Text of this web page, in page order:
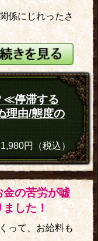
係にじれったさ
≪停滞する
理由/態度の
1,980円（税込）
金の苦労が嘘
ました！
って、お給料も